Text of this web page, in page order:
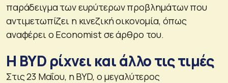
παράδειγμα των ευρύτερων προβλημάτων που
αντιμετωπίζει η κινεζική οικονομία, όπως
αναφέρει ο Economist σε άρθρο του.
Η BYD ρίχνει και άλλο τις τιμές
Στις 23 Μαΐου, η BYD, ο μεγαλύτερος